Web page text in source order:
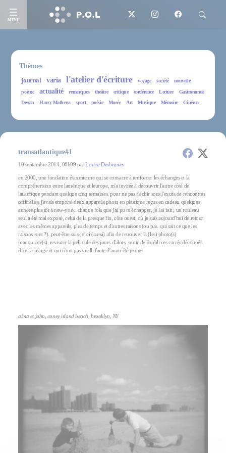
MENU
Thèmes
journal
varia l'atelier d'écriture voyage société
nouvelle
poème
actualité remarques theâtre critique conférence Lecture
Gastronomie
Dessin
Harry Mathews sport poésie Musée Art Musique Mémoire Cinéma
transatlantique#1
10 septembre 2014, 08h09 parLouise Desbrusses
en 2000, une fondation étasunienne qui se consacre à renforcer les échanges et la
compréhension entre lamérique et leurope, m'a invitée à découvrir l'autre côté de
latlantique pendant quelque cinq semaines. pour ne pas fléchir sous l'excès de rencontres
officielles, j'avais emporté deux appareils photo en plastique reçus en cadeau quelques
années plus tôt à new-york. chaque fois que j'ai pu m'échapper, je l'ai fait ; un rouleau
seul a été mal exposé, celui de la presque fin, côte ouest, où je suis aujourd'hui de retour
avec les mêmes appareils, plus de temps et d'autres raisons (ou pas. qui sait ce que les
raisons sont ?). peut-être suis-je ici (aussi) afin de retrouver la (les) photo(s)
manquante(s), revisiter la pellicule des jours d'alors, sortir de l'oubli ces carrés découpés
dans la marge et qui n'ont pas vieilli faute d'avoir été jeunes.
alma et john, coney island beach, brooklyn, NY